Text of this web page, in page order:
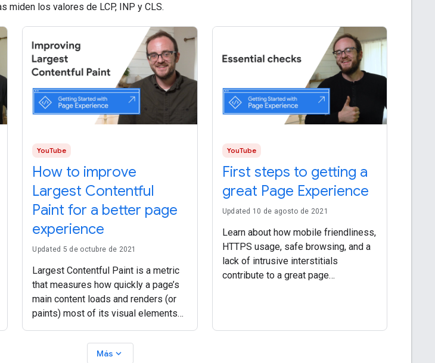
miden los valores de LCP, INP y CLS.
YouTube
How to improve
Largest Contentful
Paint for a better page
experience
Updated 5 de octubre de 2021
Largest Contentful Paint is a metric
that measures how quickly a page’s
main content loads and renders (or
paints) most of its visual elements
to the screen. Learn more about what
a good Largest Contentful Paint
score is, how to measure your
YouTube
First steps to getting a
great Page Experience
Updated 10 de agosto de 2021
Learn about how mobile friendliness,
HTTPS usage, safe browsing, and a
lack of intrusive interstitials
contribute to a great page
Console 6:25
Más expand_more